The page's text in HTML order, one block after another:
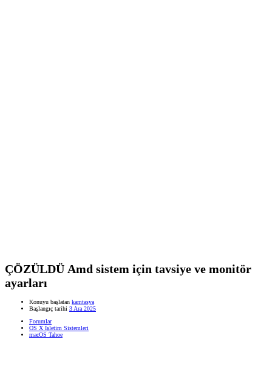
ÇÖZÜLDÜ Amd sistem için tavsiye ve monitör
ayarları
Konuyu başlatan kamtasya
Başlangıç tarihi 3 Ara 2025
Forumlar
OS X İşletim Sistemleri
macOS Tahoe